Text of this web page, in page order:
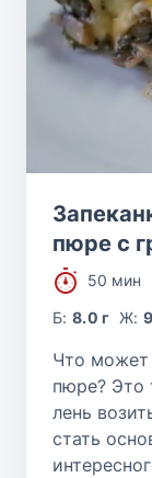
пюре с
50 мин
Б:8.0 г Ж:
Что может
пюре? Это
лень
стать